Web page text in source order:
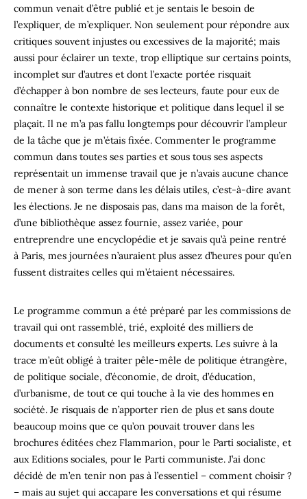
commun venait d’être publié et je sentais le besoin de
l’expliquer, de m’expliquer. Non seulement pour répondre aux
critiques souvent injustes ou excessives de la majorité; mais
aussi pour éclairer un texte, trop elliptique sur certains points,
incomplet sur d’autres et dont l’exacte portée risquait
d’échapper à bon nombre de ses lecteurs, faute pour eux de
connaître le contexte historique et politique dans lequel il se
plaçait. Il ne m’a pas fallu longtemps pour découvrir l’ampleur
de la tâche que je m’étais fixée. Commenter le programme
commun dans toutes ses parties et sous tous ses aspects
représentait un immense travail que je n’avais aucune chance
de mener à son terme dans les délais utiles, c’est-à-dire avant
les élections. Je ne disposais pas, dans ma maison de la forêt,
d’une bibliothèque assez fournie, assez variée, pour
entreprendre une encyclopédie et je savais qu’à peine rentré
à Paris, mes journées n’auraient plus assez d’heures pour qu’en
fussent distraites celles qui m’étaient nécessaires.
Le programme commun a été préparé par les commissions de
travail qui ont rassemblé, trié, exploité des milliers de
documents et consulté les meilleurs experts. Les suivre à la
trace m’eût obligé à traiter pêle-mêle de politique étrangère,
de politique sociale, d’économie, de droit, d’éducation,
d’urbanisme, de tout ce qui touche à la vie des hommes en
société. Je risquais de n’apporter rien de plus et sans doute
beaucoup moins que ce qu’on pouvait trouver dans les
brochures éditées chez Flammarion, pour le Parti socialiste, et
aux Editions sociales, pour le Parti communiste. J’ai donc
décidé de m’en tenir non pas à l’essentiel – comment choisir ?
– mais au sujet qui accapare les conversations et qui résume